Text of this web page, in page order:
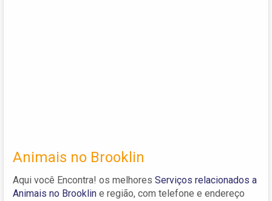
Animais no Brooklin
Aqui você Encontra! os melhores Serviços relacionados a
Animais no Brooklin e região, com telefone e endereço